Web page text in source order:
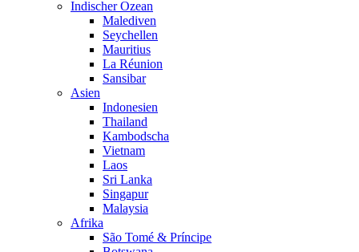
Indischer Ozean
Malediven
Seychellen
Mauritius
La Réunion
Sansibar
Asien
Indonesien
Thailand
Kambodscha
Vietnam
Laos
Sri Lanka
Singapur
Malaysia
Afrika
São Tomé & Príncipe